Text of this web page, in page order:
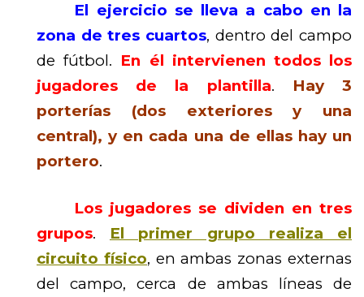
El ejercicio se lleva a cabo en la
zona de tres cuartos, dentro del campo
de fútbol. En él intervienen todos los
jugadores de la plantilla. Hay 3
porterías (dos exteriores y una
central), y en cada una de ellas hay un
portero.
Los jugadores se dividen en tres
grupos. El primer grupo realiza el
circuito físico, en ambas zonas externas
del campo, cerca de ambas líneas de